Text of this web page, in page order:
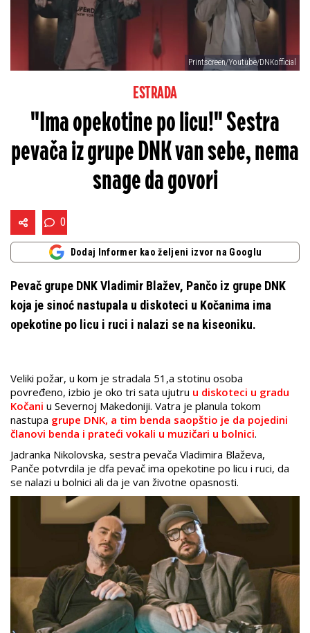
Printscreen/Youtube/DNKofficial
ESTRADA
"Ima opekotine po licu!" Sestra
pevača iz grupe DNK van sebe, nema
snage da govori
0
Dodaj Informer kao željeni izvor na Googlu
Pevač grupe DNK Vladimir Blažev, Pančo iz grupe DNK
koja je sinoć nastupala u diskoteci u Kočanima ima
opekotine po licu i ruci i nalazi se na kiseoniku.
Veliki požar, u kom je stradala 51,a stotinu osoba
povređeno, izbio je oko tri sata ujutru u diskoteci u gradu
Kočani u Severnoj Makedoniji. Vatra je planula tokom
nastupa grupe DNK, a tim benda saopštio je da pojedini
članovi benda i prateći vokali u muzičari u bolnici.
Jadranka Nikolovska, sestra pevača Vladimira Blaževa,
Panče potvrdila je dfa pevač ima opekotine po licu i ruci, da
se nalazi u bolnici ali da je van životne opasnosti.